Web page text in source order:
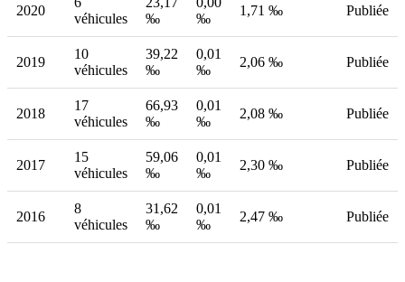
2020
véhicules
‰
‰
1,71 ‰ Publiée
2019
10
véhicules
39,22
‰
0,01
‰
2,06 ‰ Publiée
2018
17
véhicules
66,93
‰
0,01
‰
2,08 ‰ Publiée
2017
15
véhicules
59,06
‰
0,01
‰
2,30 ‰ Publiée
2016
8
véhicules
31,62
‰
0,01
‰
2,47 ‰ Publiée